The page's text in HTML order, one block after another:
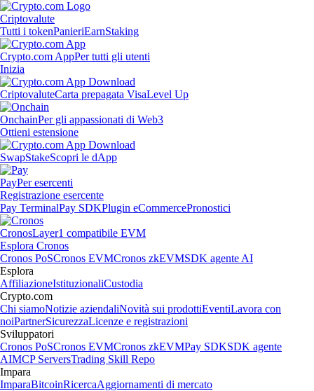
Criptovalute
Tutti i tokenPanieriEarnStaking
Crypto.com AppPer tutti gli utenti
Inizia
CriptovaluteCarta prepagata VisaLevel Up
OnchainPer gli appassionati di Web3
Ottieni estensione
SwapStakeScopri le dApp
PayPer esercenti
Registrazione esercente
Pay TerminalPay SDKPlugin eCommercePronostici
CronosLayer1 compatibile EVM
Esplora Cronos
Cronos PoSCronos EVMCronos zkEVMSDK agente AI
Esplora
AffiliazioneIstituzionaliCustodia
Crypto.com
Chi siamoNotizie aziendaliNovità sui prodottiEventiLavora con
noiPartnerSicurezzaLicenze e registrazioni
Sviluppatori
Cronos PoSCronos EVMCronos zkEVMPay SDKSDK agente
AIMCP ServersTrading Skill Repo
Impara
ImparaBitcoinRicercaAggiornamenti di mercato